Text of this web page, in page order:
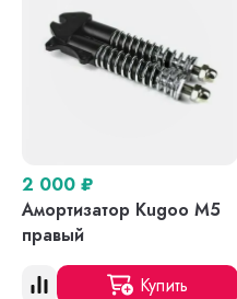
2 000 ₽
Амортизатор Kugoo M5
правый
Купить